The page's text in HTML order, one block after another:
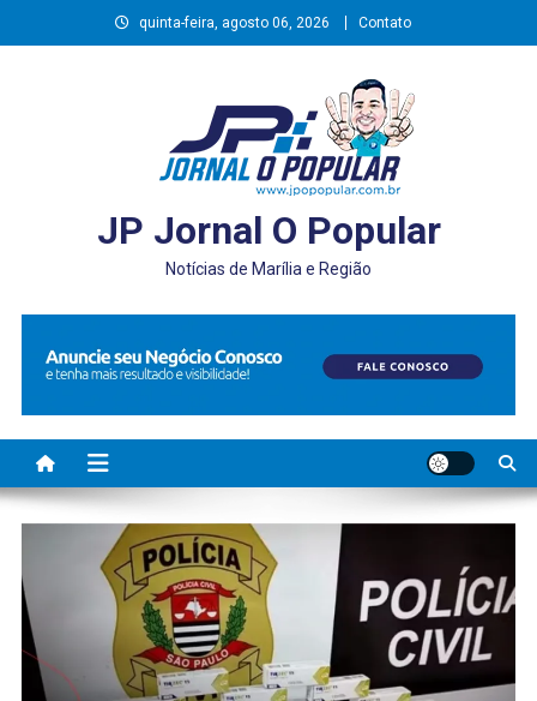
to
quinta-feira, agosto 06, 2026 Contato
JP Jornal O Popular
Notícias de Marília e Região